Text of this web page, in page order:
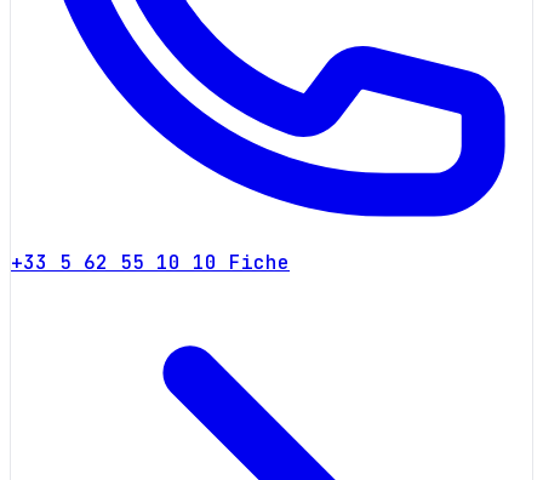
+33 5 62 55 10 10 Fiche